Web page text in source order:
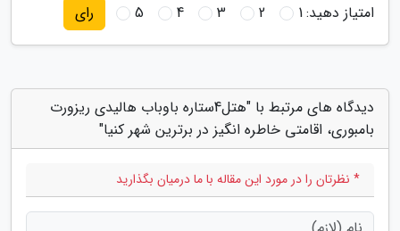
امتیاز دهید:1
2
3
4
5 رای
دیدگاه های مرتبط با "هتل4ستاره باوباب هالیدی ریزورت
بامبوری، اقامتی خاطره انگیز در برترین شهر کنیا"
* نظرتان را در مورد این مقاله با ما درمیان بگذارید